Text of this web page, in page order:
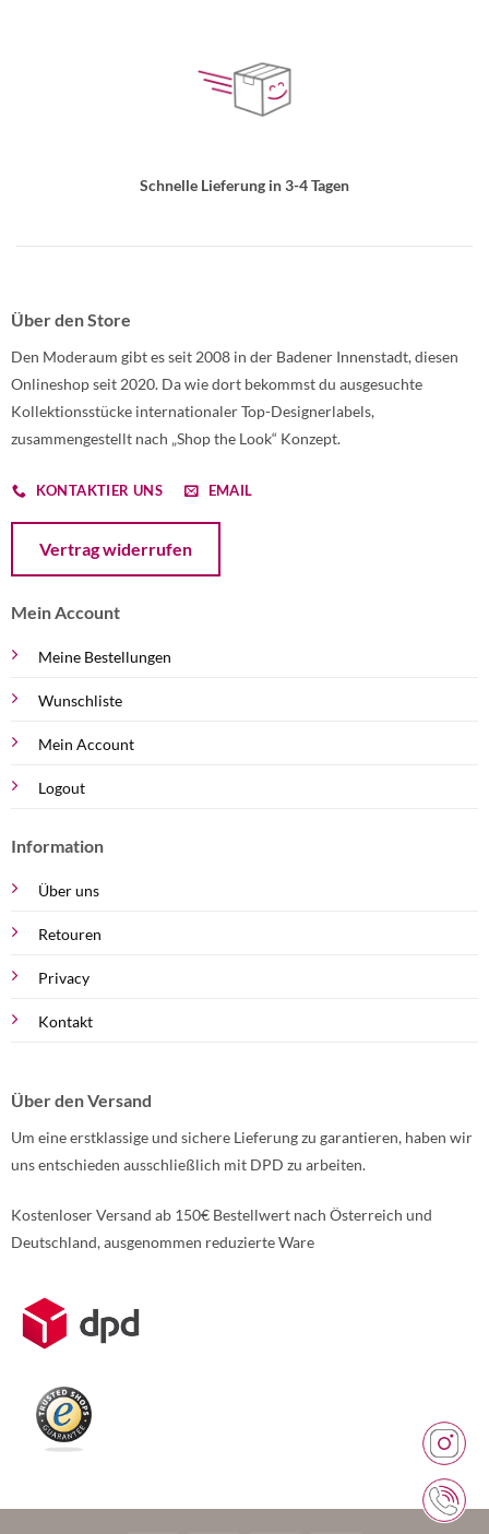
Schnelle Lieferung in 3-4 Tagen
Über den Store
Den Moderaum gibt es seit 2008 in der Badener Innenstadt, diesen
Onlineshop seit 2020. Da wie dort bekommst du ausgesuchte
Kollektionsstücke internationaler Top-Designerlabels,
zusammengestellt nach „Shop the Look“ Konzept.
KONTAKTIER UNS EMAIL
Vertrag widerrufen
Mein Account
Meine Bestellungen
Wunschliste
Mein Account
Logout
Information
Über uns
Retouren
Privacy
Kontakt
Über den Versand
Um eine erstklassige und sichere Lieferung zu garantieren, haben wir
uns entschieden ausschließlich mit DPD zu arbeiten.
Kostenloser Versand ab 150€ Bestellwert nach Österreich und
Deutschland, ausgenommen reduzierte Ware
Weitere Informationen über den gesperrten Inhalt.